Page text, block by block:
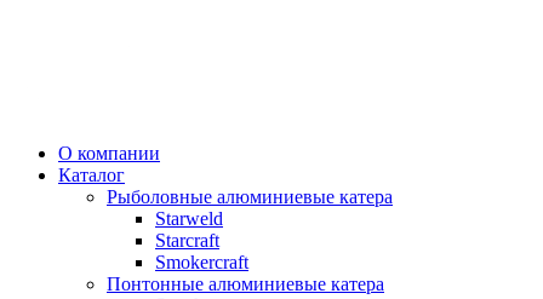
О компании
Каталог
Рыболовные алюминиевые катера
Starweld
Starcraft
Smokercraft
Понтонные алюминиевые катера